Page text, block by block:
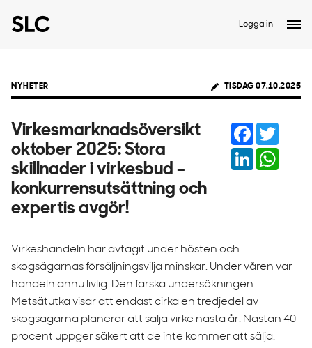
Logga in
NYHETER TISDAG 07.10.2025
Virkesmarknadsöversikt
oktober 2025: Stora
skillnader i virkesbud –
konkurrensutsättning och
expertis avgör!
Facebook
LinkedIn
Virkeshandeln har avtagit under hösten och
skogsägarnas försäljningsvilja minskar. Under våren var
handeln ännu livlig. Den färska undersökningen
Metsätutka visar att endast cirka en tredjedel av
skogsägarna planerar att sälja virke nästa år. Nästan 40
procent uppger säkert att de inte kommer att sälja.